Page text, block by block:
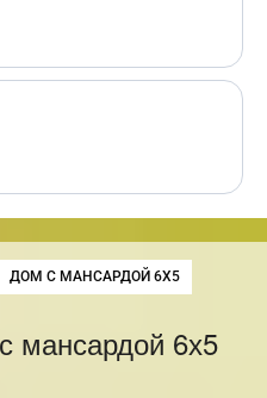
CURRENT:
ДОМ С МАНСАРДОЙ 6Х5
мансардой 6х5